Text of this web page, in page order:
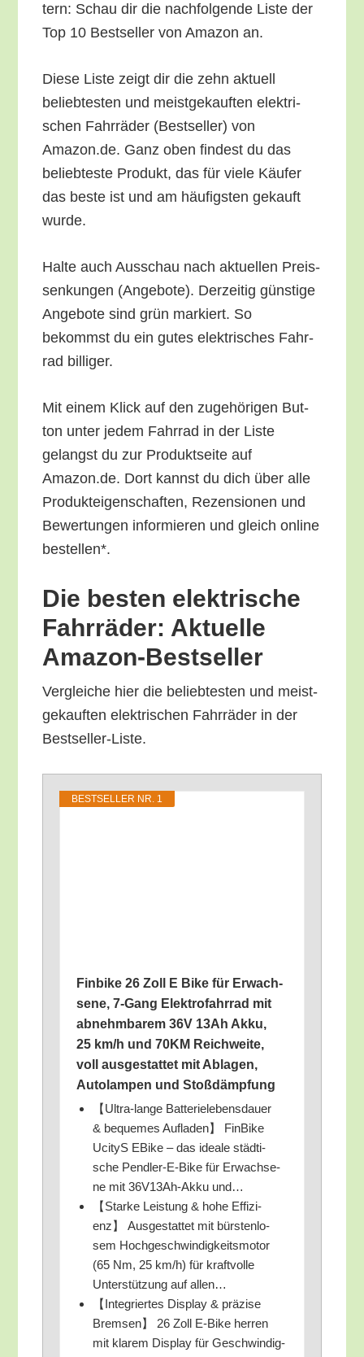
tern: Schau dir die nach­fol­gen­de Lis­te der
Top 10 Best­sel­ler von Ama­zon an.
Die­se Lis­te zeigt dir die zehn aktu­ell
belieb­tes­ten und meist­ge­kauf­ten elek­tri­
schen Fahr­rä­der (Best­sel­ler) von
Amazon.de. Ganz oben fin­dest du das
belieb­tes­te Pro­dukt, das für vie­le Käu­fer
das bes­te ist und am häu­figs­ten gekauft
wurde.
Hal­te auch Aus­schau nach aktu­el­len Preis­
sen­kun­gen (Ange­bo­te). Der­zei­tig güns­ti­ge
Ange­bo­te sind grün mar­kiert. So
bekommst du ein gutes elek­tri­sches Fahr­
rad billiger.
Mit einem Klick auf den zuge­hö­ri­gen But­
ton unter jedem Fahr­rad in der Lis­te
gelangst du zur Pro­dukt­sei­te auf
Amazon.de. Dort kannst du dich über alle
Pro­duk­tei­gen­schaf­ten, Rezen­sio­nen und
Bewer­tun­gen infor­mie­ren und gleich online
bestellen*.
Die bes­ten elek­tri­sche
Fahr­rä­der: Aktu­el­le
Amazon-Bestseller
Ver­glei­che hier die belieb­tes­ten und meist­
ge­kauf­ten elek­tri­schen Fahr­rä­der in der
Bestseller-Liste.
BEST­SEL­LER NR. 1
Fin­bike 26 Zoll E Bike für Erwach­
se­ne, 7‑Gang Elek­tro­fahr­rad mit
abnehm­ba­rem 36V 13Ah Akku,
25 km/​h und 70KM Reich­wei­te,
voll aus­ge­stat­tet mit Abla­gen,
Auto­lam­pen und Stoßdämpfung
【Ultra-lan­ge Bat­te­rie­le­bens­dau­er
& beque­mes Auf­la­den】 Fin­Bike
Uci­tyS EBike – das idea­le städ­ti­
sche Pend­ler-E-Bike für Erwach­se­
ne mit 36V13Ah-Akku und…
【Star­ke Leis­tung & hohe Effi­zi­
enz】 Aus­ge­stat­tet mit bürs­ten­lo­
sem Hoch­ge­schwin­dig­keits­mo­tor
(65 Nm, 25 km/​h) für kraft­vol­le
Unter­stüt­zung auf allen…
【Inte­grier­tes Dis­play & prä­zi­se
Brem­sen】 26 Zoll E‑Bike her­ren
mit kla­rem Dis­play für Geschwin­dig­